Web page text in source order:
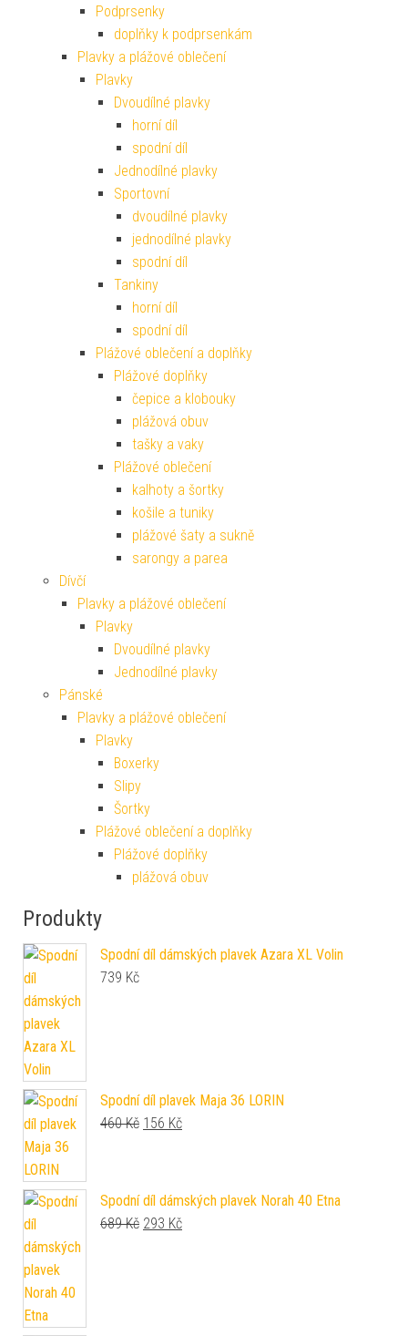
Podprsenky
doplňky k podprsenkám
Plavky a plážové oblečení
Plavky
Dvoudílné plavky
horní díl
spodní díl
Jednodílné plavky
Sportovní
dvoudílné plavky
jednodílné plavky
spodní díl
Tankiny
horní díl
spodní díl
Plážové oblečení a doplňky
Plážové doplňky
čepice a klobouky
plážová obuv
tašky a vaky
Plážové oblečení
kalhoty a šortky
košile a tuniky
plážové šaty a sukně
sarongy a parea
Dívčí
Plavky a plážové oblečení
Plavky
Dvoudílné plavky
Jednodílné plavky
Pánské
Plavky a plážové oblečení
Plavky
Boxerky
Slipy
Šortky
Plážové oblečení a doplňky
Plážové doplňky
plážová obuv
Produkty
Spodní díl dámských plavek Azara XL Volin
739 Kč
Spodní díl plavek Maja 36 LORIN
460Kč Original price was: 460 Kč.
156 KčCurrent price is: 156 Kč.
Spodní díl dámských plavek Norah 40 Etna
689Kč Original price was: 689 Kč.
293 KčCurrent price is: 293 Kč.